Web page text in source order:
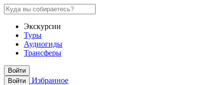
Экскурсии
Туры
Аудиогиды
Трансферы
Войти
Войти
Избранное